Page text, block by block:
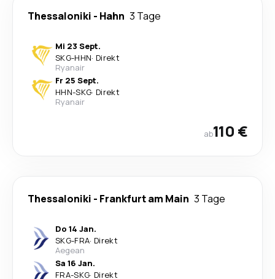
Thessaloniki - Hahn 3 Tage
Mi 23 Sept.
SKG-HHN· Direkt
Ryanair
Fr 25 Sept.
HHN-SKG· Direkt
Ryanair
ab110 €
Thessaloniki - Frankfurt am Main 3 Tage
Do 14 Jan.
SKG-FRA· Direkt
Aegean
Sa 16 Jan.
FRA-SKG· Direkt